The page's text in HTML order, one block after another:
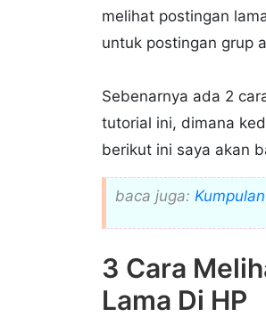
melihat postingan
untuk postingan grup
Sebenarnya ada 2
tutorial ini, dimana
berikut ini saya akan
baca juga:
3 Cara
Lama Di HP